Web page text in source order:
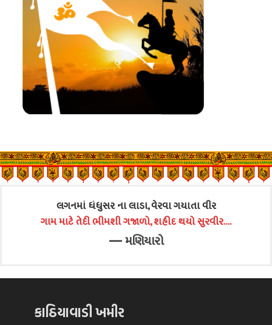
લગનમાં ધંધુસર ના લાડા, વેરવા ગયાતા વીર
ગામ માટે તેદી ભીમશી ગજાળો, શહીદ થયો સુરવીર….
—મણિયારો
કાઠિયાવાડી ખમીર